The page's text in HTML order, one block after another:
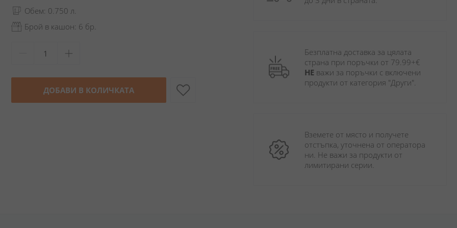
Обем: 0.750 л.
Брой в кашон: 6 бр.
ДОБАВИ В КОЛИЧКАТА
Безплатна доставка за цялата
НЕ важи за поръчки с включени
продукти от категория "Други".
Вземете от място и получете
отстъпка, уточнена от оператора
ни. Не важи за продукти от
лимитирани серии.